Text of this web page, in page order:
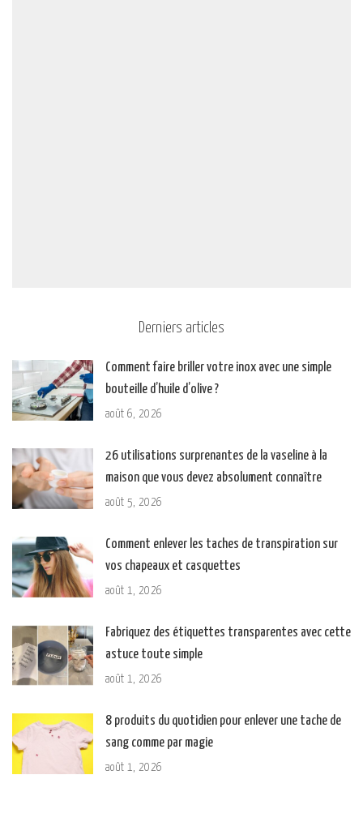
Derniers articles
Comment faire briller votre inox avec une simple
bouteille d’huile d’olive ?
août 6, 2026
26 utilisations surprenantes de la vaseline à la
maison que vous devez absolument connaître
août 5, 2026
Comment enlever les taches de transpiration sur
vos chapeaux et casquettes
août 1, 2026
Fabriquez des étiquettes transparentes avec cette
astuce toute simple
août 1, 2026
8 produits du quotidien pour enlever une tache de
sang comme par magie
août 1, 2026